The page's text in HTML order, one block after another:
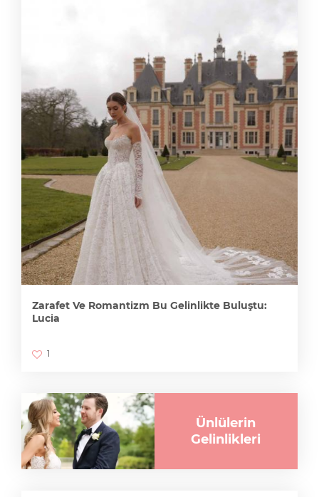
Zarafet Ve Romantizm Bu Gelinlikte Buluştu:
Lucia
1
Ünlülerin
Gelinlikleri